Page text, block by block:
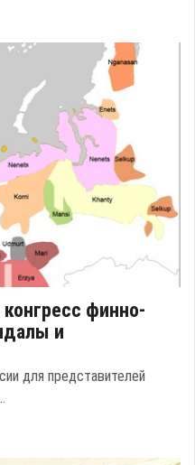
финно-
и
для представителей